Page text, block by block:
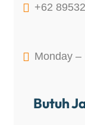
 +62
 Monday –
Butuh